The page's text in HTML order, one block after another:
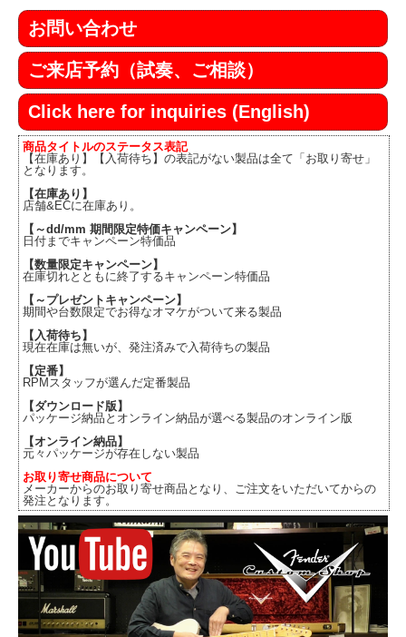
お問い合わせ
ご来店予約（試奏、ご相談）
Click here for inquiries (English)
商品タイトルのステータス表記
【在庫あり】【入荷待ち】の表記がない製品は全て「お取り寄せ」
となります。
【在庫あり】
店舗&ECに在庫あり。
【～dd/mm 期間限定特価キャンペーン】
日付までキャンペーン特価品
【数量限定キャンペーン】
在庫切れとともに終了するキャンペーン特価品
【～プレゼントキャンペーン】
期間や台数限定でお得なオマケがついて来る製品
【入荷待ち】
現在在庫は無いが、発注済みで入荷待ちの製品
【定番】
RPMスタッフが選んだ定番製品
【ダウンロード版】
パッケージ納品とオンライン納品が選べる製品のオンライン版
【オンライン納品】
元々パッケージが存在しない製品
お取り寄せ商品について
メーカーからのお取り寄せ商品となり、ご注文をいただいてからの
発注となります。